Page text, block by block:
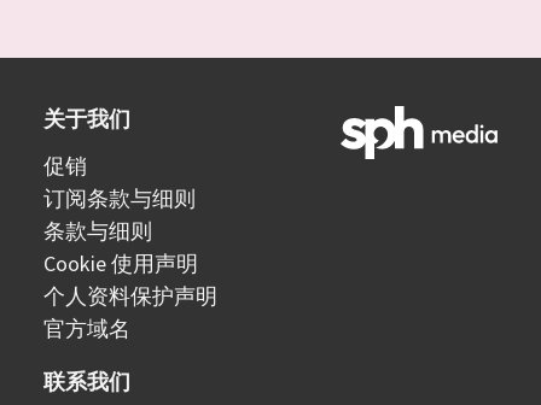
关于我们
促销
订阅条款与细则
条款与细则
Cookie 使用声明
个人资料保护声明
官方域名
联系我们